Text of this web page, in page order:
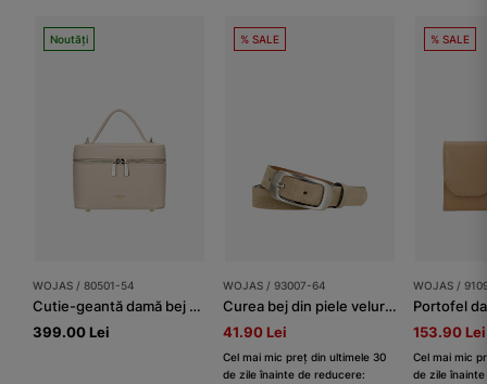
Noutăți
WOJAS / 80501-54
Cutie-geantă damă bej din piele naturală netedă
399.00 Lei
% SALE
WOJAS / 93007-64
Curea bej din piele velur damă damă
41.90 Lei
Cel mai mic preț din ultimele 30
de zile înainte de reducere:
% SALE
WOJAS /
153.90 Lei
Cel mai mic
de zile